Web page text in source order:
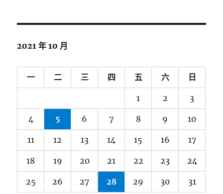
鍵
2021 年 10 月
一 二 三 四 五 六 日
1 2 3
4 5 6 7 8 9 10
11 12 13 14 15 16 17
18 19 20 21 22 23 24
25 26 27 28 29 30 31